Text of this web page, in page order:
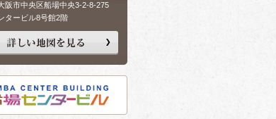
阪市中央区船場中央3-2-8-275
タービル8号館2階